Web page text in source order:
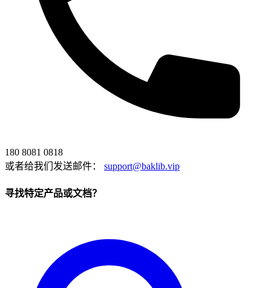
180 8081 0818
或者给我们发送邮件：
support@baklib.vip
寻找特定产品或文档？